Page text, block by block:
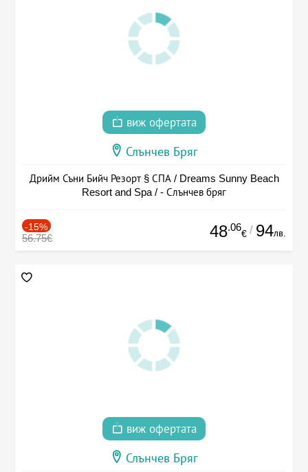
виж офертата
Слънчев Бряг
Дрийм Съни Бийч Резорт § СПА / Dreams Sunny Beach
Resort and Spa / - Слънчев бряг
-15%
56.75€ 48.06
€ / 94лв.
виж офертата
Слънчев Бряг